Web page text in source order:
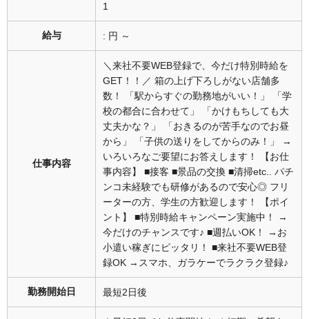
1
給与 : 円 ～
仕事内容
＼来社不要WEB登録で、今だけ特別時給を
GET！！／ 箱の上げ下ろしがない店舗多
数！ 「駅からすぐの勤務地がいい！」 「学
校の都合に合わせて」 「かけもちしても大
丈夫かな？」 「おきるのが苦手なのでお昼
から」 「子供の送りをしてからのみ！」 →
いろいろなご要望にお答えします！ 【お仕
事内容】 ■接客 ■景品の交換 ■清掃etc.. パチ
ンコ未経験でも研修があるので安心◎ フリ
ーターの方、学生の方歓迎します！ 【ポイ
ント】 ■特別時給キャンペーン実施中！ →
今だけのチャンスです♪ ■週払いOK！ →お
小遣い稼ぎにピッタリ！ ■来社不要WEB登
録OK →スマホ、ガラケーでラクラク登録♪
勤務開始日 最短2日後